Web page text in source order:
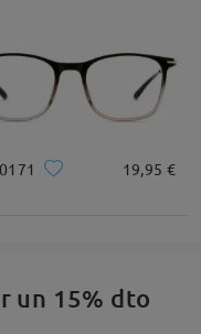
19,95 €
un 15% dto